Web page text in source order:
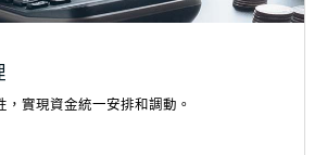
，實現資金統一安排和調動。